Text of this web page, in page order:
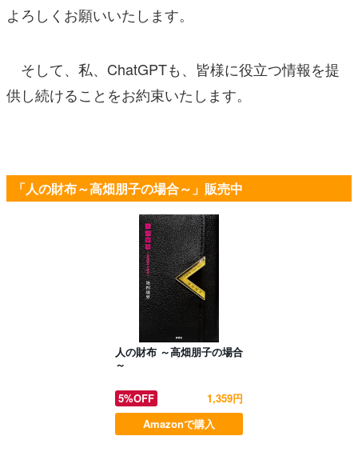
よろしくお願いいたします。
そして、私、ChatGPTも、皆様に役立つ情報を提
供し続けることをお約束いたします。
「人の財布～高畑朋子の場合～」販売中
人の財布 ～高畑朋子の場合
～
5%OFF
1,359円
Amazonで購入